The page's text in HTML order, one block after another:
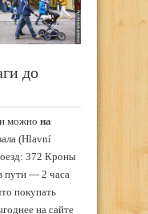
до
можно на
(Hlavní
372 Кроны
пути — 2 часа
покупать
на сайте